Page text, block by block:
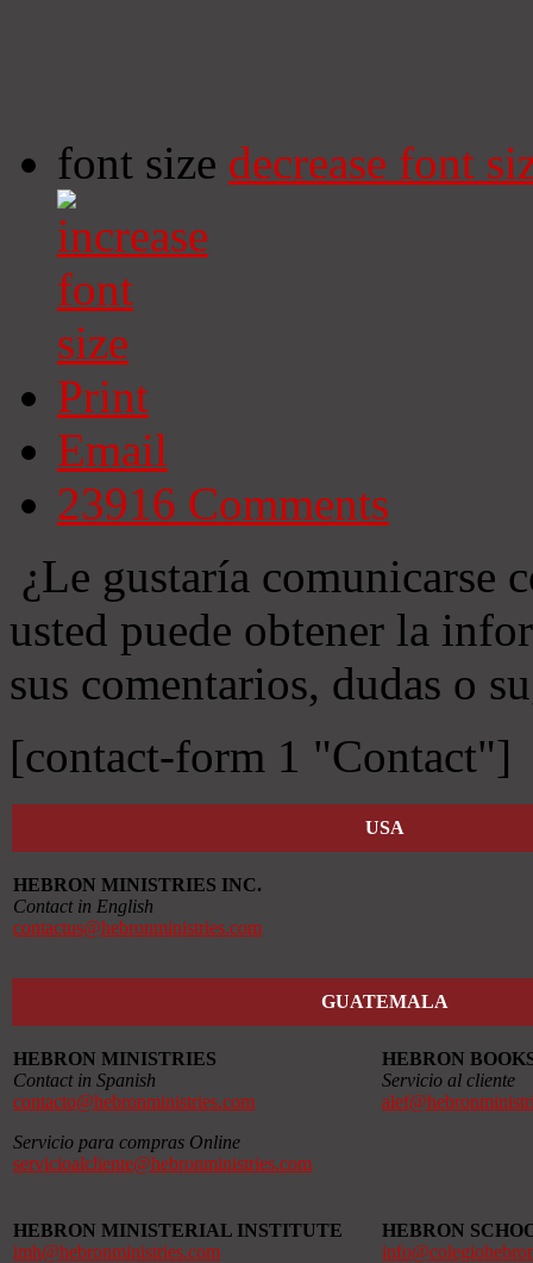
font size decrease font
Print
Email
23916 Comments
¿Le gustaría comunicarse
usted puede obtener la
sus comentarios, dudas o
[contact-form 1 "Contact"]
USA
HEBRON MINISTRIES INC.
Contact in English
contactus@hebronministries.com
GUATEMALA
HEBRON MINISTRIES
Contact in Spanish
contacto@hebronministries.com
Servicio para compras Online
servicioalcliente@hebronministries.com
HEBRON
Servicio al cliente
HEBRON MINISTERIAL INSTITUTE
imh@hebronministries.com
HEBRON